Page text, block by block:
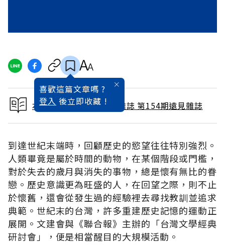
喜歡這篇文章嗎 ?
登入 後立即收藏 !
本文出自 1999 / 4月號雜誌 第154期遠見雜誌
到達世紀末端時，回顧歷史的慾望往往特別強烈。
人類畢竟是屬於時間的動物，在某個階段或門檻，
對於失去的歲月與消失的事物，總是懷有無比的眷
戀。歷史意識更為旺盛的人，在回望之際，則不止
於懷舊，還會從發生過的經驗裡去尋找教訓並追求
典範。世紀末的台灣，許多重建歷史記憶的運動正
展開。文建會與《聯合報》主辦的「台灣文學經典
研討會」，便是相當醒目的大規模活動。